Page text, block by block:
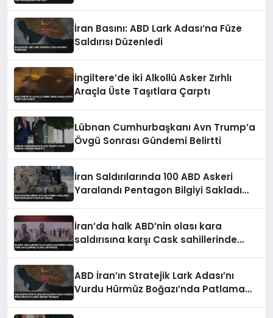
İran Basını: ABD Lark Adası’na Füze
Saldırısı Düzenledi
İngiltere’de İki Alkollü Asker Zırhlı
Araçla Üste Taşıtlara Çarptı
Lübnan Cumhurbaşkanı Avn Trump’a
Övgü Sonrası Gündemi Belirtti
İran Saldırılarında 100 ABD Askeri
Yaralandı Pentagon Bilgiyi Sakladı
İran’da halk ABD’nin olası kara
saldırısına karşı Cask sahillerinde
ABD İran’ın Stratejik Lark Adası’nı
Vurdu Hürmüz Boğazı’nda Patlama